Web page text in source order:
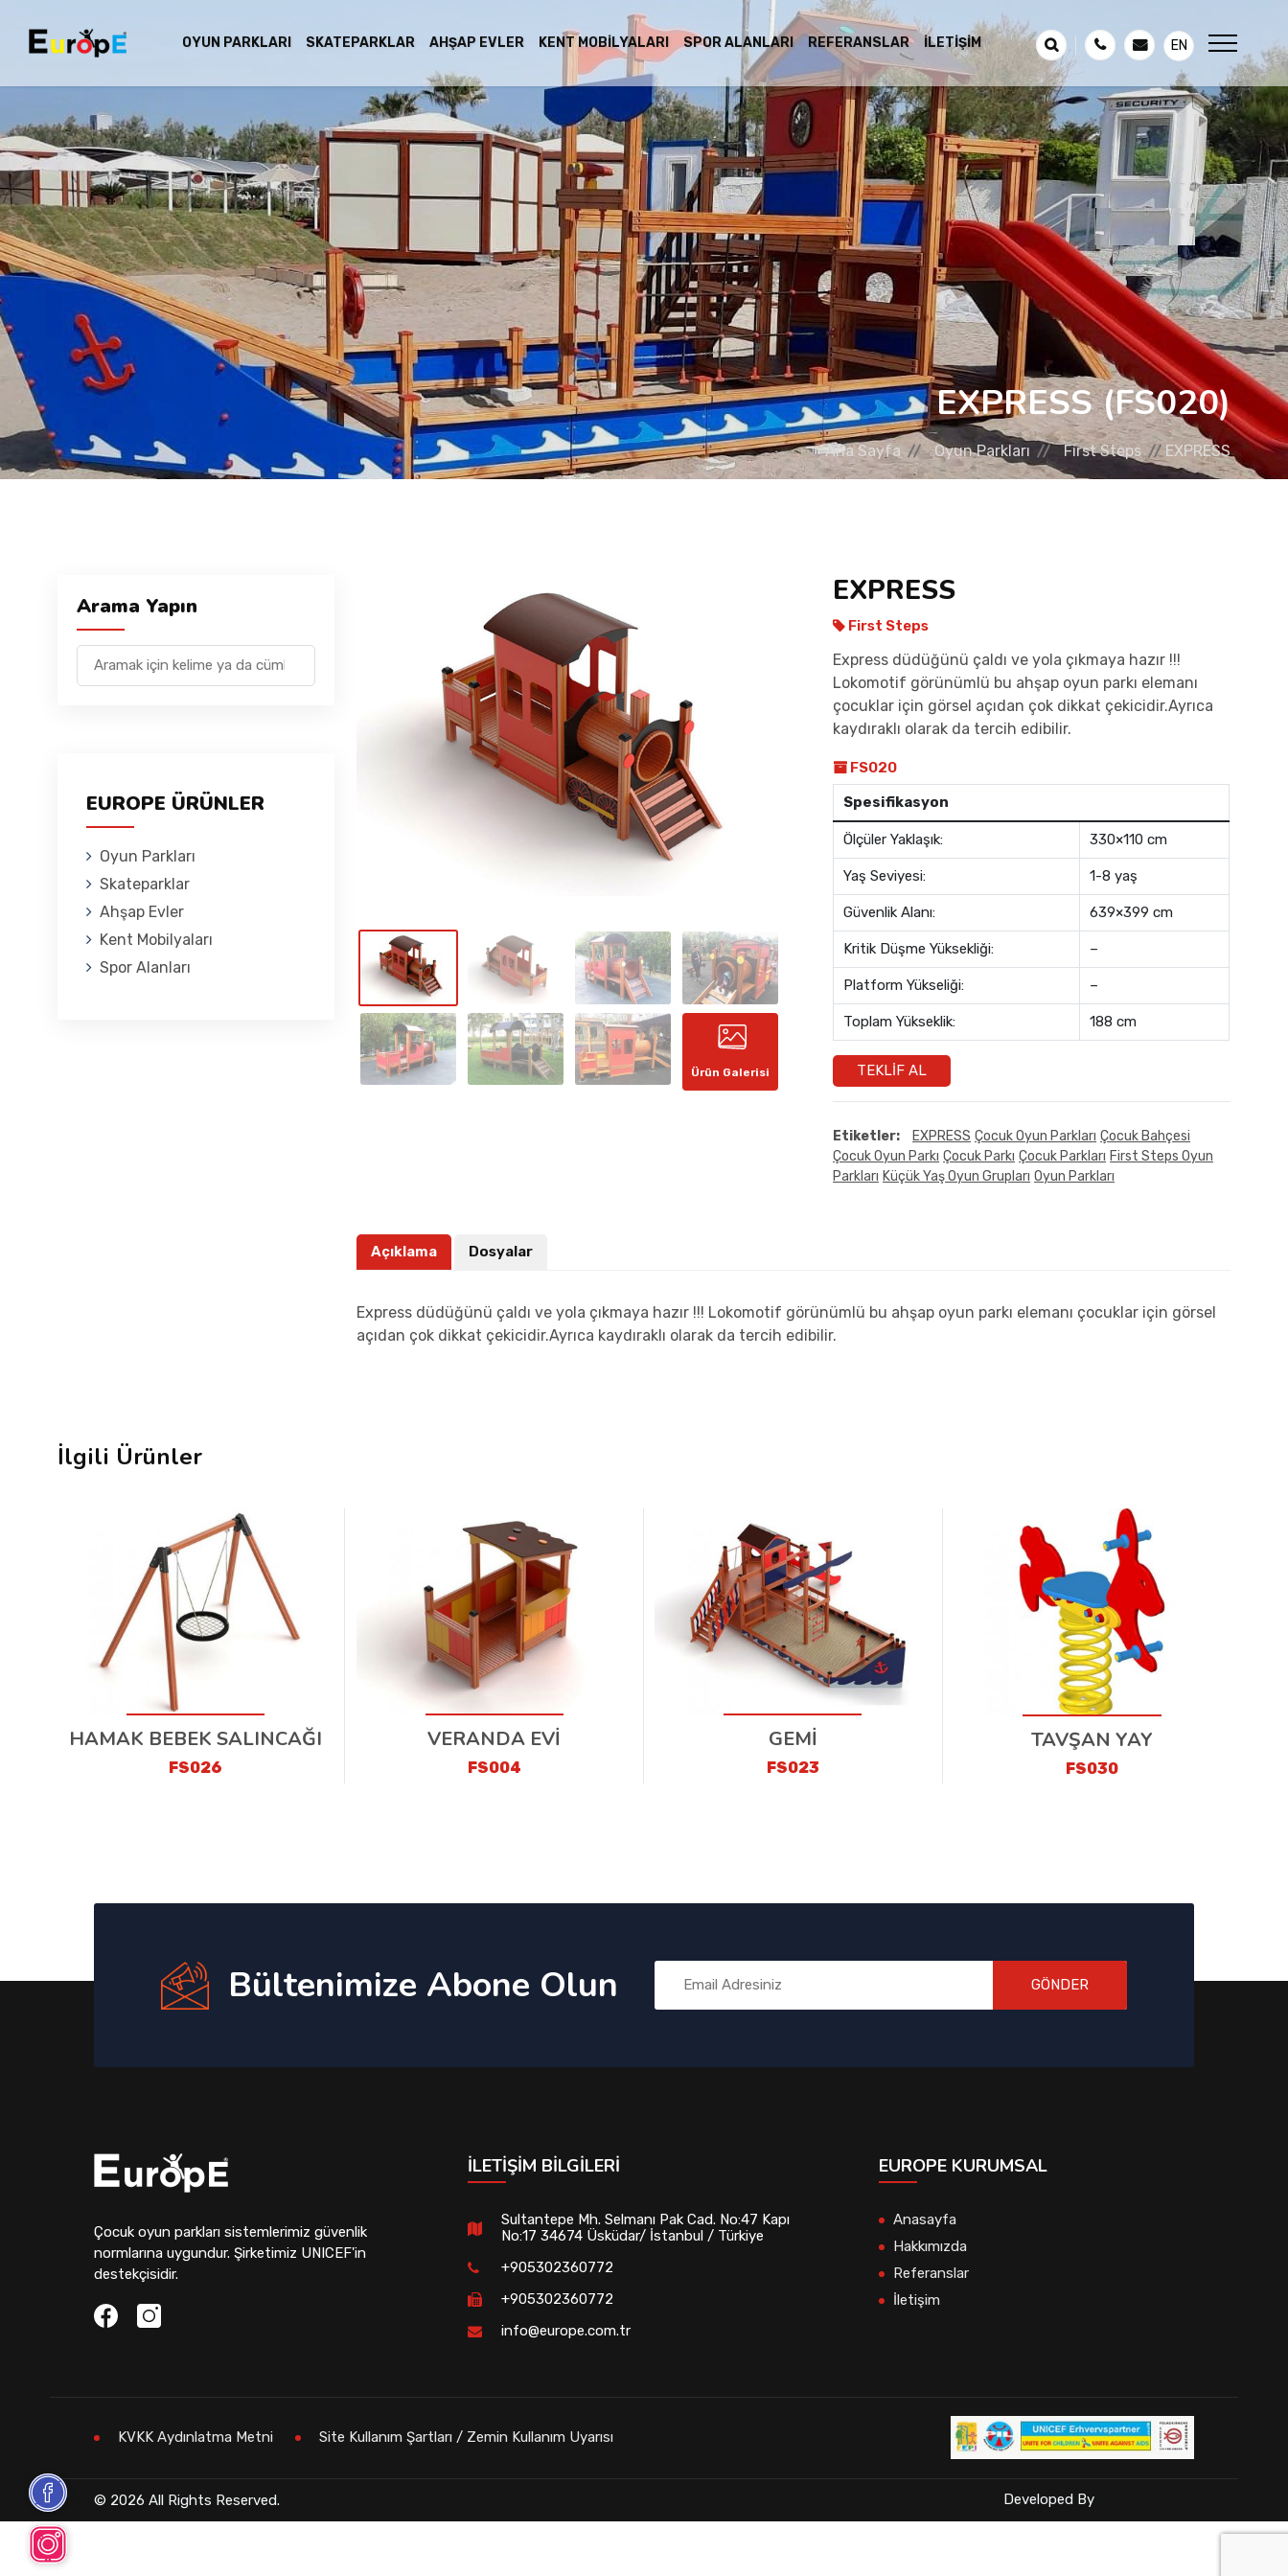
OYUN PARKLARI SKATEPARKLAR AHŞAP EVLER KENT MOBILYALARI SPOR ALANLARI REFERANSLAR İLETIŞIM EN
EXPRESS (FS020)
Ana Sayfa Oyun Parkları First Steps EXPRESS
Arama Yapın
EUROPE ÜRÜNLER
Oyun Parkları
Skateparklar
Ahşap Evler
Kent Mobilyaları
Spor Alanları
Ürün Galerisi
EXPRESS
First Steps
Express düdüğünü çaldı ve yola çıkmaya hazır !!!
Lokomotif görünümlü bu ahşap oyun parkı elemanı
çocuklar için görsel açıdan çok dikkat çekicidir.Ayrıca
kaydıraklı olarak da tercih edibilir.
FS020
Spesifikasyon
Ölçüler Yaklaşık: 330×110 cm
Yaş Seviyesi: 1-8 yaş
Güvenlik Alanı: 639×399 cm
Kritik Düşme Yüksekliği: –
Platform Yükseliği: –
Toplam Yükseklik: 188 cm
TEKLIF AL
Etiketler: EXPRESS Çocuk Oyun Parkları Çocuk Bahçesi
Çocuk Oyun Parkı Çocuk Parkı Çocuk Parkları First Steps Oyun
Parkları Küçük Yaş Oyun Grupları Oyun Parkları
Açıklama Dosyalar
Express düdüğünü çaldı ve yola çıkmaya hazır !!! Lokomotif görünümlü bu ahşap oyun parkı elemanı çocuklar için görsel
açıdan çok dikkat çekicidir.Ayrıca kaydıraklı olarak da tercih edibilir.
İlgili Ürünler
HAMAK BEBEK SALINCAĞI
FS026
VERANDA EVİ
FS004
GEMİ
FS023
TAVŞAN YAY
FS030
Bültenimize Abone Olun GÖNDER
Çocuk oyun parkları sistemlerimiz güvenlik
normlarına uygundur. Şirketimiz UNICEF'in
destekçisidir.
İLETIŞIM BILGILERI
Sultantepe Mh. Selmanı Pak Cad. No:47 Kapı
No:17 34674 Üsküdar/ İstanbul / Türkiye
+905302360772
+905302360772
info@europe.com.tr
EUROPE KURUMSAL
Anasayfa
Hakkımızda
Referanslar
İletişim
KVKK Aydınlatma Metni Site Kullanım Şartları / Zemin Kullanım Uyarısı
© 2026 All Rights Reserved. Developed By